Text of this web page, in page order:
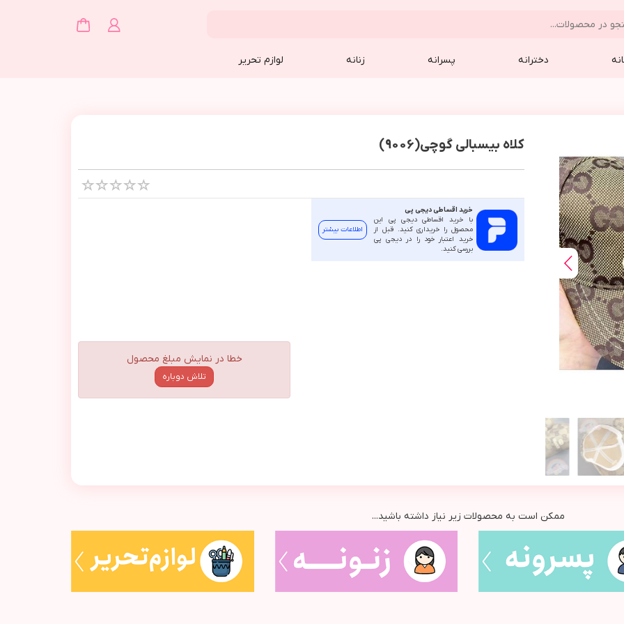
دخترانه پسرانه زنانه لوازم تحریر
کلاه بیسبالی گوچی(9006)
خرید اقساطی دیجی پی
با خرید اقساطی دیجی پی این
محصول را خریداری کنید. قبل از
خرید اعتبار خود را در دیجی پی
بررسی کنید.
اطلاعات بیشتر
خطا در نمایش مبلغ محصول
تلاش دوباره
ممکن است به محصولات زیر نیاز داشته باشید...